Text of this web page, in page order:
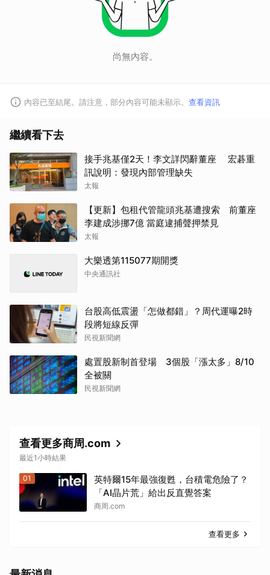
尚無內容。
內容已至結尾。請注意，部分內容可能未顯示。 查看資訊
繼續看下去
接手兆基僅2天！李文詳閃辭董座 宏碁重
訊說明：發現內部管理缺失
太報
【更新】包租代管龍頭兆基遭搜索 前董座
李建成涉挪7億 當庭逮捕聲押禁見
太報
大樂透第115077期開獎
中央通訊社
台股高低震盪「怎做都錯」？周代運曝2時
段將短線反彈
民視新聞網
處置股新制首登場 3個股「漲太多」8/10
全被關
民視新聞網
查看更多商周.com
最近1小時結果
01
英特爾15年最強復甦，台積電危險了？
「AI晶片荒」給出反直覺答案
商周.com
查看更多